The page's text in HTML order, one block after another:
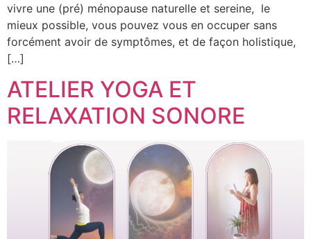
vivre une (pré) ménopause naturelle et sereine, le
mieux possible, vous pouvez vous en occuper sans
forcément avoir de symptômes, et de façon holistique,
[…]
ATELIER YOGA ET
RELAXATION SONORE